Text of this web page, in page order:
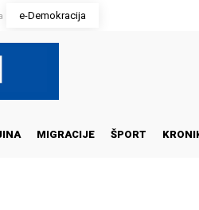
e-Demokracija
MIGRACIJE ŠPORT